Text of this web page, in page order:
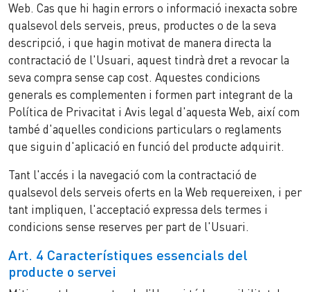
Web. Cas que hi hagin errors o informació inexacta sobre
qualsevol dels serveis, preus, productes o de la seva
descripció, i que hagin motivat de manera directa la
contractació de l'Usuari, aquest tindrà dret a revocar la
seva compra sense cap cost. Aquestes condicions
generals es complementen i formen part integrant de la
Política de Privacitat i Avis legal d'aquesta Web, així com
també d'aquelles condicions particulars o reglaments
que siguin d'aplicació en funció del producte adquirit.
Tant l'accés i la navegació com la contractació de
qualsevol dels serveis oferts en la Web requereixen, i per
tant impliquen, l'acceptació expressa dels termes i
condicions sense reserves per part de l'Usuari.
Art. 4 Característiques essencials del
producte o servei